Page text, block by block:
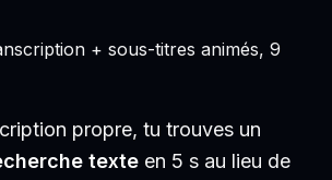
+ sous-titres animés, 9
propre, tu trouves un
texte en 5 s au lieu de